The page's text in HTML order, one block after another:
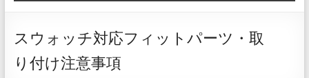
スウォッチ対応フィットパーツ・取
り付け注意事項